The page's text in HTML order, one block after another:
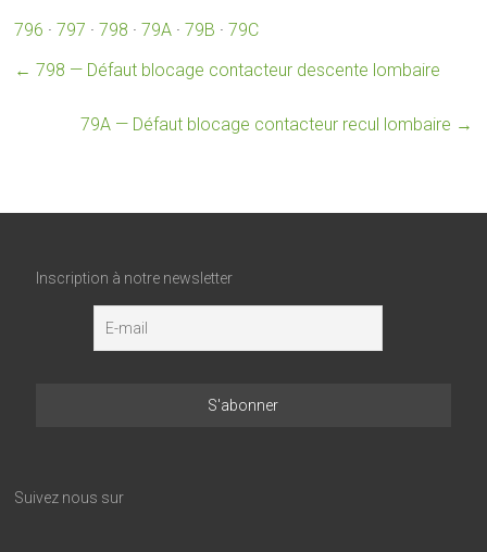
796 ·797 ·798 ·79A ·79B ·79C
← 798 — Défaut blocage contacteur descente lombaire
79A — Défaut blocage contacteur recul lombaire →
Inscription à notre newsletter
Suivez nous sur